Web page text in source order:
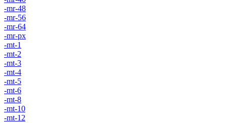
-mr-48
-mr-56
-mr-64
-mr-px
-mt-1
-mt-2
-mt-3
-mt-4
-mt-5
-mt-6
-mt-8
-mt-10
-mt-12